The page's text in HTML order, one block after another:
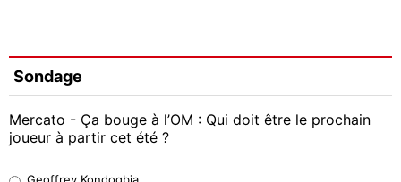
Sondage
Mercato - Ça bouge à l’OM : Qui doit être le prochain
joueur à partir cet été ?
Geoffrey Kondogbia